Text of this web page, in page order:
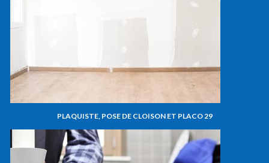
PLAQUISTE, POSE DE CLOISON ET PLACO 29